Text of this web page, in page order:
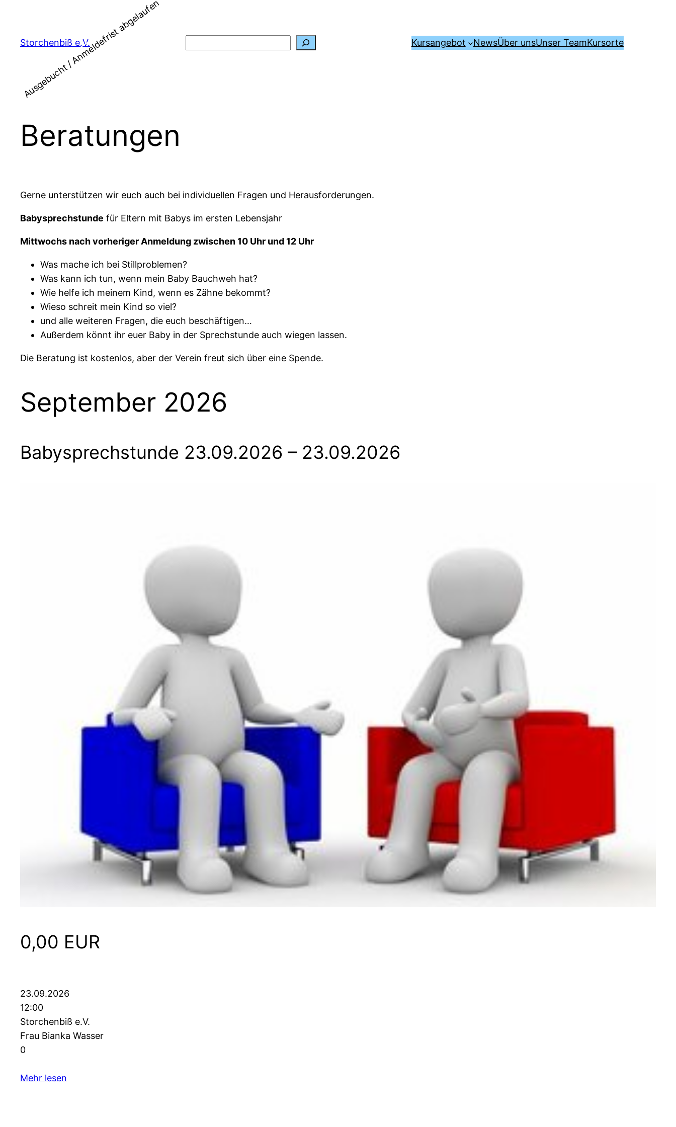
springen
Storchenbiß e.V. Kursangebot NewsÜber unsUnser TeamKursorte
Beratungen
Gerne unterstützen wir euch auch bei individuellen Fragen und Herausforderungen.
Babysprechstunde für Eltern mit Babys im ersten Lebensjahr
Mittwochs nach vorheriger Anmeldung zwischen 10 Uhr und 12 Uhr
Was mache ich bei Stillproblemen?
Was kann ich tun, wenn mein Baby Bauchweh hat?
Wie helfe ich meinem Kind, wenn es Zähne bekommt?
Wieso schreit mein Kind so viel?
und alle weiteren Fragen, die euch beschäftigen…
Außerdem könnt ihr euer Baby in der Sprechstunde auch wiegen lassen.
Die Beratung ist kostenlos, aber der Verein freut sich über eine Spende.
September 2026
Babysprechstunde 23.09.2026 – 23.09.2026
Ausgebucht / Anmeldefrist abgelaufen
0,00 EUR
23.09.2026
12:00
Storchenbiß e.V.
Frau Bianka Wasser
0
Mehr lesen